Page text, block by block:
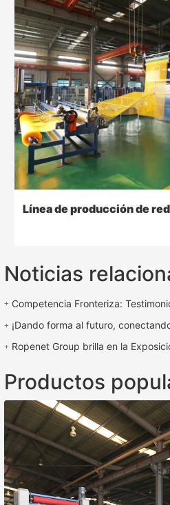
Línea de producción de
Noticias
Productos